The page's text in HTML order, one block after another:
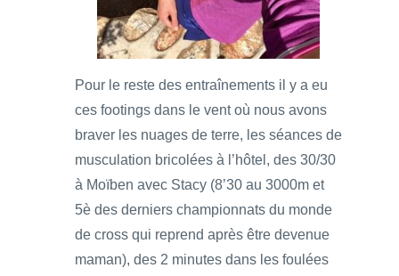
Pour le reste des entraînements il y a eu
ces footings dans le vent où nous avons
braver les nuages de terre, les séances de
musculation bricolées à l’hôtel, des 30/30
à Moïben avec Stacy (8’30 au 3000m et
5è des derniers championnats du monde
de cross qui reprend après être devenue
maman), des 2 minutes dans les foulées